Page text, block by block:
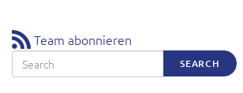
Team abonnieren
Search SEARCH